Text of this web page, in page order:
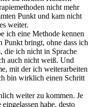
nicht mehr
Punkt und kam nicht
weiter.
ich eine Methode kennen
Punkt bringt, ohne dass ich
die ich nicht in Sprache
auch nicht weiß. Und
mit der ich weiterarbeiten
bin wirklich einen Schritt
weiter zu kommen. Je
habe, desto